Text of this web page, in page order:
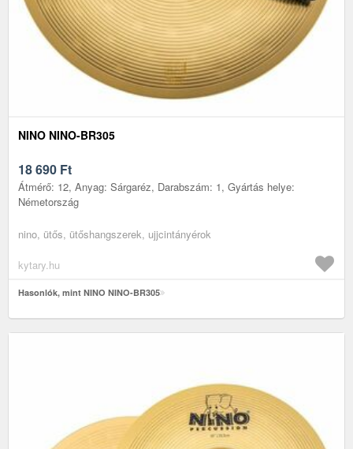
NINO NINO-BR305
18 690 Ft
Átmérő: 12, Anyag: Sárgaréz, Darabszám: 1, Gyártás helye:
Németország
nino, ütős, ütőshangszerek, ujjcintányérok
kytary.hu
Hasonlók, mint NINO NINO-BR305